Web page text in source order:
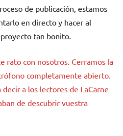
de publicación, estamos
en directo y hacer al
tan bonito.
rato con nosotros. Cerramos la
completamente abierto.
decir a los lectores de LaCarne
de descubrir vuestra